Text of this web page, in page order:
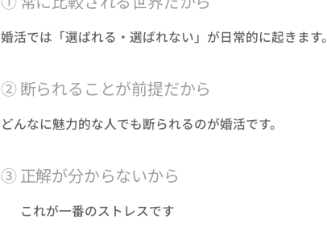
婚活では「選ばれる・選ばれない」が日常的に起きます。
② 断られることが前提だから
どんなに魅力的な人でも断られるのが婚活です。
③ 正解が分からないから
👉 これが一番のストレスです